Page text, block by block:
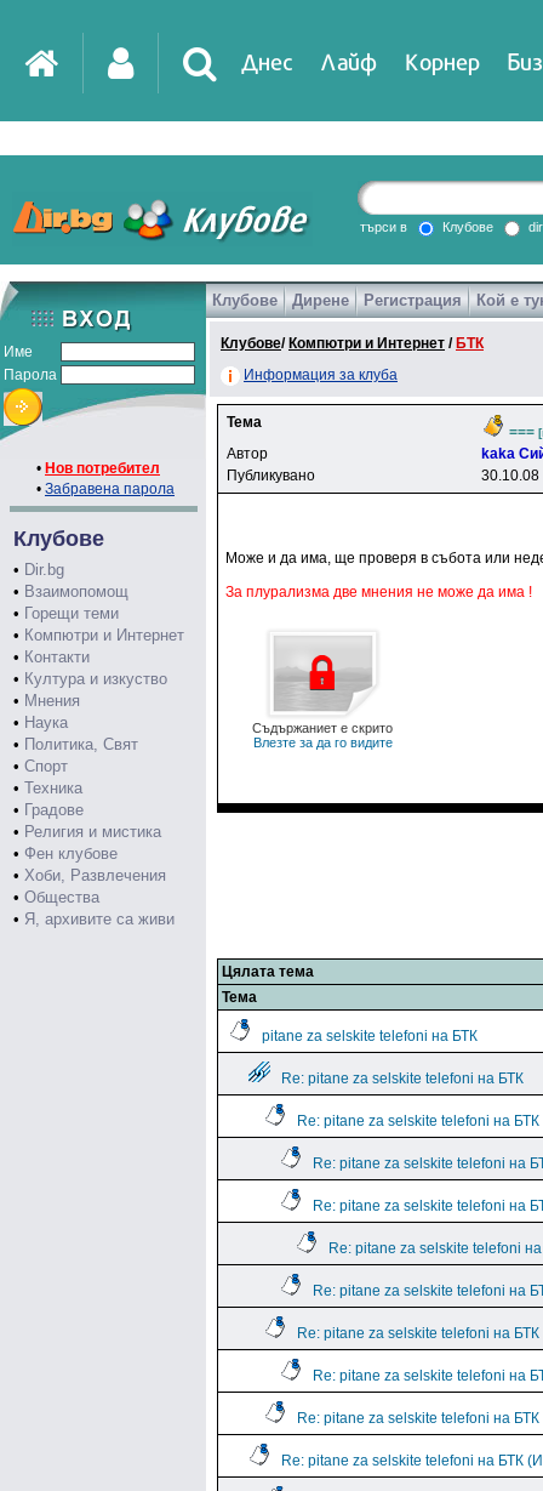
Днес Лайф Корнер
DirTV Impressio
Games
търси в Клубове
Име
Парола
• Нов потребител
• Забравена парола
Клубове
• Dir.bg
• Взаимопомощ
• Горещи теми
• Компютри и Интернет
• Контакти
• Култура и изкуство
• Мнения
• Наука
• Политика, Свят
• Спорт
• Техника
• Градове
• Религия и мистика
• Фен клубове
• Хоби, Развлечения
• Общества
• Я, архивите са живи
Клубове Дирене Регистрация Кой е
Клубове/ Компютри и Интернет / БТК
Информация за клуба
Тема
===
Автор
kaka
Публикувано
30.10.08
Може и да има, ще проверя в събота или
За плурализма две мнения не може да има !
Съдържаниет е скрито
Влезте за да го видите
Цялата тема
Тема
pitane za selskite telefoni на БТК
Re: pitane za selskite telefoni на БТК
Re: pitane za selskite telefoni на БТК
Re: pitane za selskite telefoni на
Re: pitane za selskite telefoni на
Re: pitane za selskite telefoni
Re: pitane za selskite telefoni на
Re: pitane za selskite telefoni на БТК
Re: pitane za selskite telefoni на
Re: pitane za selskite telefoni на БТК
Re: pitane za selskite telefoni на БТК